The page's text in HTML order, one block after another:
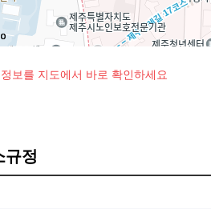
보를 지도에서 바로 확인하세요
규정